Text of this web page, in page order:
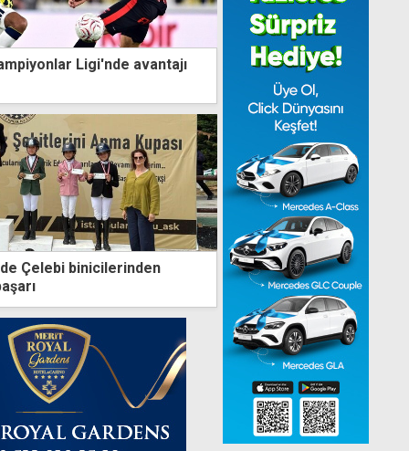
Ligi'nde avantajı
Çelebi binicilerinden